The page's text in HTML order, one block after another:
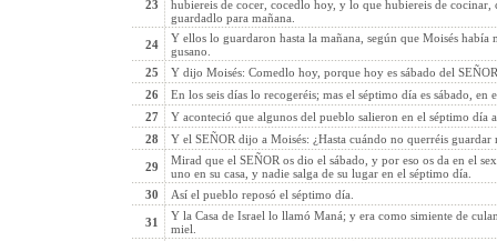
23
hubiereis de cocer, cocedlo hoy, y lo que hubiereis de
guardadlo para mañana.
24
Y ellos lo guardaron hasta la mañana, según que Moisés
gusano.
25
Y dijo Moisés: Comedlo hoy, porque hoy es sábado del
26
En los seis días lo recogeréis; mas el séptimo día es sábado, en
27
Y aconteció que algunos del pueblo salieron en el séptimo día
28
Y el SEÑOR dijo a Moisés: ¿Hasta cuándo no querréis guardar
29
Mirad que el SEÑOR os dio el sábado, y por eso os da en el
uno en su casa, y nadie salga de su lugar en el séptimo día.
30
Así el pueblo reposó el séptimo día.
31
Y la Casa de Israel lo llamó Maná; y era como simiente de
miel.